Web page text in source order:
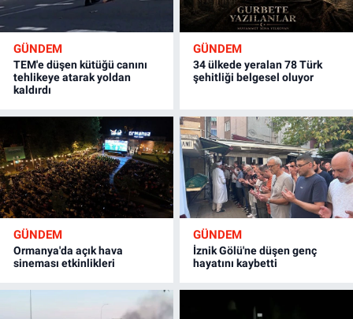
GÜNDEM
TEM'e düşen kütüğü canını
tehlikeye atarak yoldan
kaldırdı
GÜNDEM
34 ülkede yeralan 78 Türk
şehitliği belgesel oluyor
GÜNDEM
Ormanya'da açık hava
sineması etkinlikleri
GÜNDEM
İznik Gölü'ne düşen genç
hayatını kaybetti